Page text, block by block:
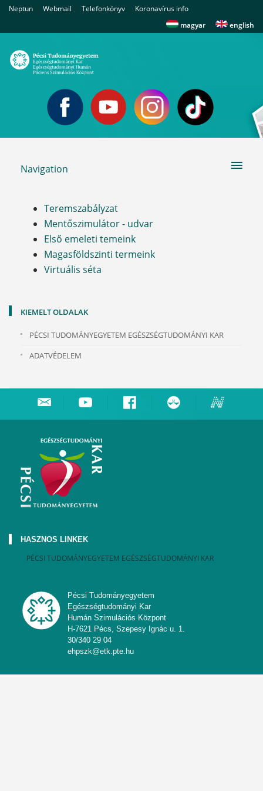
Neptun | Webmail | Telefonkönyv | Koronavírus info
magyar | english
Navigation
Teremszabályzat
Mentőszimulátor - udvar
Első emeleti temeink
Magasföldszinti termeink
Virtuális séta
KIEMELT OLDALAK
PÉCSI TUDOMÁNYEGYETEM EGÉSZSÉGTUDOMÁNYI KAR
ADATVÉDELEM
HASZNOS LINKEK
PÉCSI TUDOMÁNYEGYETEM EGÉSZSÉGTUDOMÁNYI KAR
Pécsi Tudományegyetem
Egészségtudományi Kar
Humán Szimulációs Központ
H-7621 Pécs, Szepesy Ignác u. 1.
30/340 29 04
ehpszk@etk.pte.hu